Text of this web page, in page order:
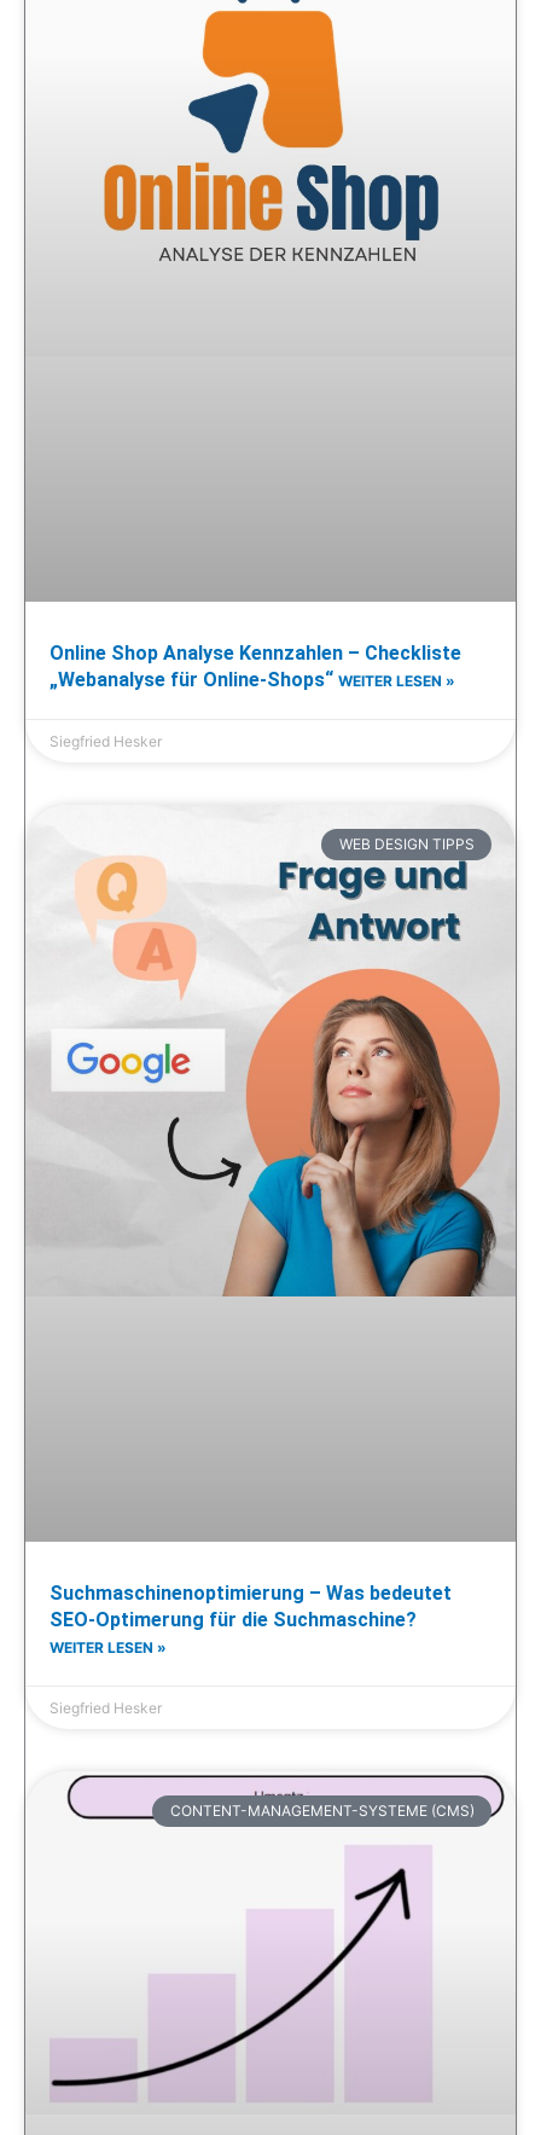
Online Shop Analyse Kennzahlen – Checkliste
„Webanalyse für Online-Shops“ WEITER LESEN »
Siegfried Hesker
WEB DESIGN TIPPS
Suchmaschinenoptimierung – Was bedeutet
SEO-Optimerung für die Suchmaschine?
WEITER LESEN »
Siegfried Hesker
CONTENT-MANAGEMENT-SYSTEME (CMS)